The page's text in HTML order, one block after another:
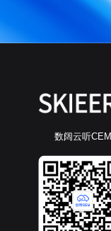
数阔云听CEM